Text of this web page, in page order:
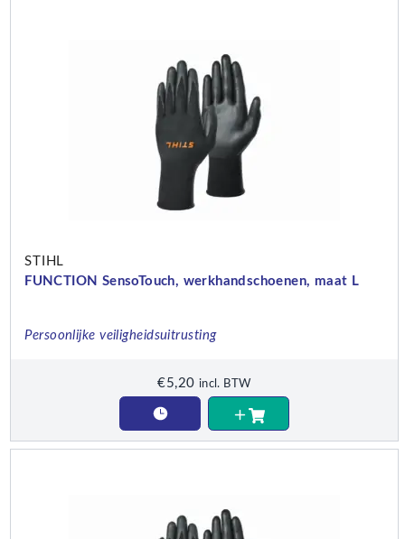
STIHL
FUNCTION SensoTouch, werkhandschoenen, maat L
Persoonlijke veiligheidsuitrusting
€5,20 incl. BTW